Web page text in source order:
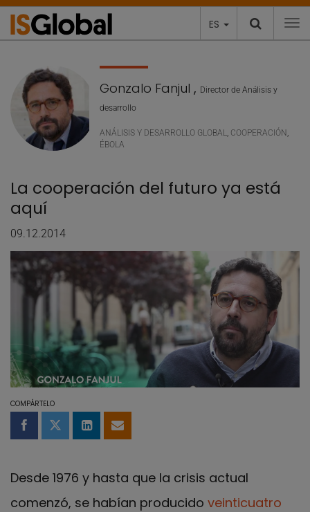
ES
Gonzalo Fanjul , Director de Análisis y
desarrollo
ANÁLISIS Y DESARROLLO GLOBAL, COOPERACIÓN ,
ÉBOLA
La cooperación del futuro ya está
aquí
09.12.2014
COMPÁRTELO
Compartir en Facebook
Compartir en Twitter
Compartir en LinkedIn
Compartir por email
Desde 1976 y hasta que la crisis actual
comenzó, se habían producido veinticuatro